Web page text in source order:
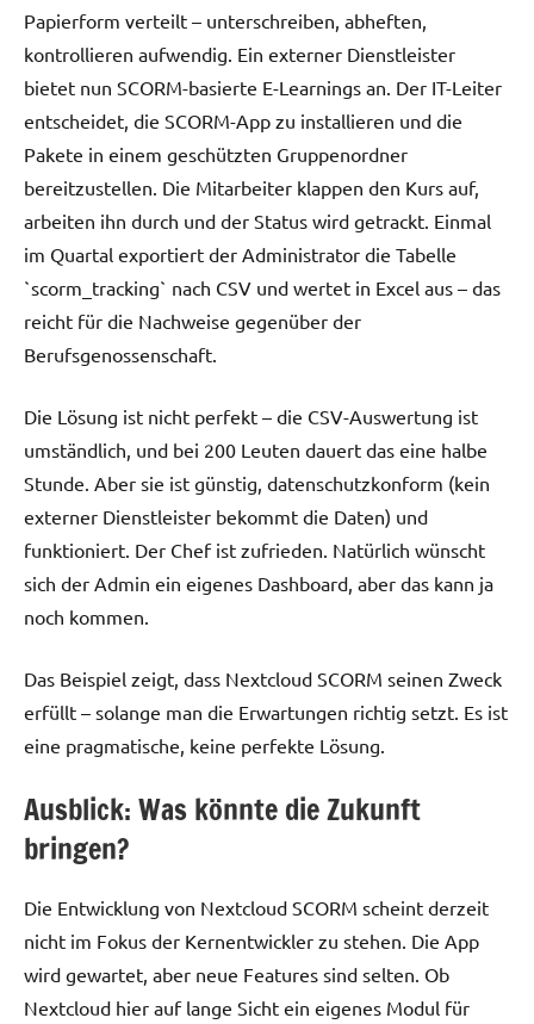
Papierform verteilt – unterschreiben, abheften,
kontrollieren aufwendig. Ein externer Dienstleister
bietet nun SCORM-basierte E-Learnings an. Der IT-Leiter
entscheidet, die SCORM-App zu installieren und die
Pakete in einem geschützten Gruppenordner
bereitzustellen. Die Mitarbeiter klappen den Kurs auf,
arbeiten ihn durch und der Status wird getrackt. Einmal
im Quartal exportiert der Administrator die Tabelle
`scorm_tracking` nach CSV und wertet in Excel aus – das
reicht für die Nachweise gegenüber der
Berufsgenossenschaft.
Die Lösung ist nicht perfekt – die CSV-Auswertung ist
umständlich, und bei 200 Leuten dauert das eine halbe
Stunde. Aber sie ist günstig, datenschutzkonform (kein
externer Dienstleister bekommt die Daten) und
funktioniert. Der Chef ist zufrieden. Natürlich wünscht
sich der Admin ein eigenes Dashboard, aber das kann ja
noch kommen.
Das Beispiel zeigt, dass Nextcloud SCORM seinen Zweck
erfüllt – solange man die Erwartungen richtig setzt. Es ist
eine pragmatische, keine perfekte Lösung.
Ausblick: Was könnte die Zukunft
bringen?
Die Entwicklung von Nextcloud SCORM scheint derzeit
nicht im Fokus der Kernentwickler zu stehen. Die App
wird gewartet, aber neue Features sind selten. Ob
Nextcloud hier auf lange Sicht ein eigenes Modul für